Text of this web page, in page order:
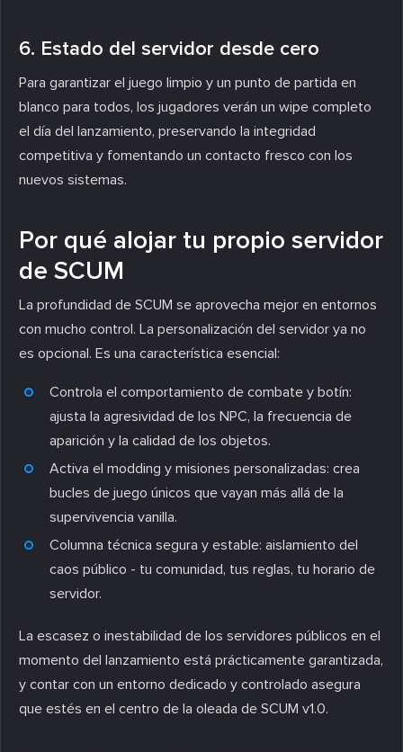
6. Estado del servidor desde cero
Para garantizar el juego limpio y un punto de partida en
blanco para todos, los jugadores verán un wipe completo
el día del lanzamiento, preservando la integridad
competitiva y fomentando un contacto fresco con los
nuevos sistemas.
Por qué alojar tu propio servidor
de SCUM
La profundidad de SCUM se aprovecha mejor en entornos
con mucho control. La personalización del servidor ya no
es opcional. Es una característica esencial:
Controla el comportamiento de combate y botín:
ajusta la agresividad de los NPC, la frecuencia de
aparición y la calidad de los objetos.
Activa el modding y misiones personalizadas: crea
bucles de juego únicos que vayan más allá de la
supervivencia vanilla.
Columna técnica segura y estable: aislamiento del
caos público - tu comunidad, tus reglas, tu horario de
servidor.
La escasez o inestabilidad de los servidores públicos en el
momento del lanzamiento está prácticamente garantizada,
y contar con un entorno dedicado y controlado asegura
que estés en el centro de la oleada de SCUM v1.0.